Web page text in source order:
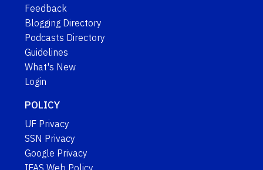
Feedback
Blogging Directory
Podcasts Directory
Guidelines
What's New
Login
POLICY
UF Privacy
SSN Privacy
Google Privacy
IFAS Web Policy